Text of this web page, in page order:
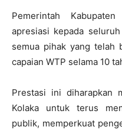
Pemerintah
apresiasi kepada
semua pihak yang telah
capaian WTP selama 10
Prestasi ini diharapkan
Kolaka untuk terus
publik, memperkuat